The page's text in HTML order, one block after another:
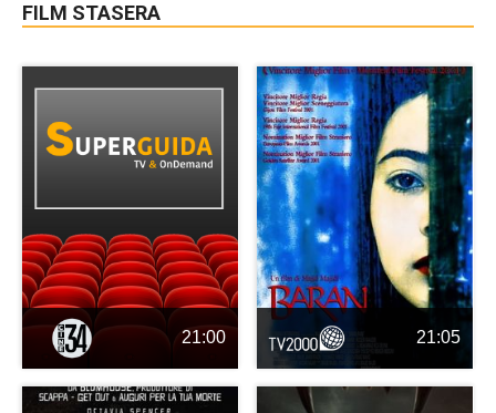
FILM STASERA
21:00 21:05